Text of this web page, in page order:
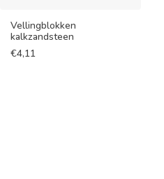
Vellingblokken
kalkzandsteen
€4,11